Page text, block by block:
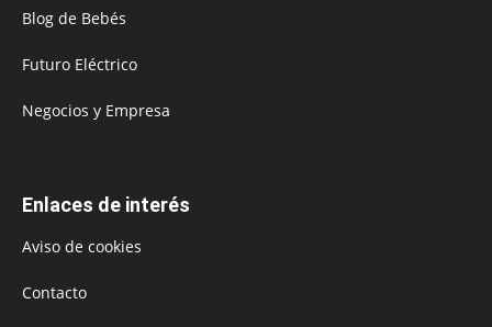
Blog de Bebés
Futuro Eléctrico
Negocios y Empresa
Enlaces de interés
Aviso de cookies
Contacto